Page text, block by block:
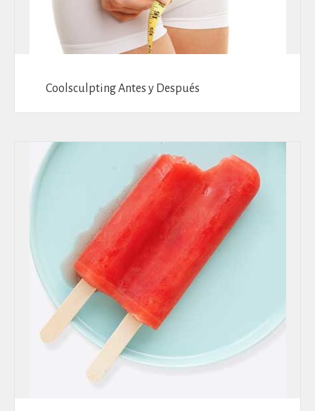
Coolsculpting Antes y Después